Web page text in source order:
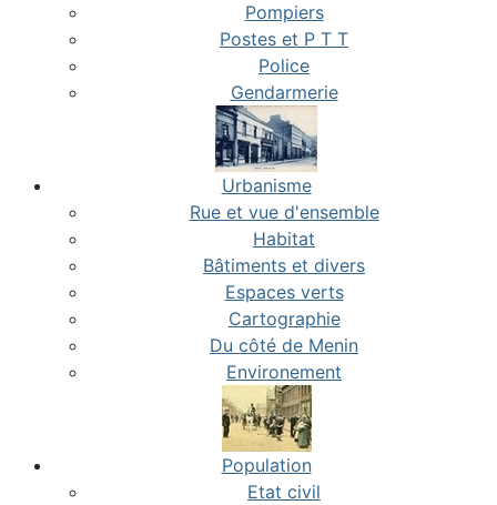
Pompiers
Postes et P T T
Police
Gendarmerie
Urbanisme
Rue et vue d'ensemble
Habitat
Bâtiments et divers
Espaces verts
Cartographie
Du côté de Menin
Environement
Population
Etat civil